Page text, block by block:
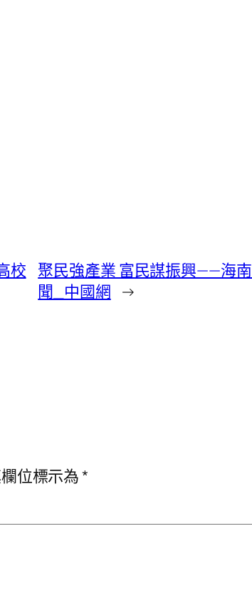
校 聚民強產業 富民謀振興——海
聞_中國網 →
位標示為*